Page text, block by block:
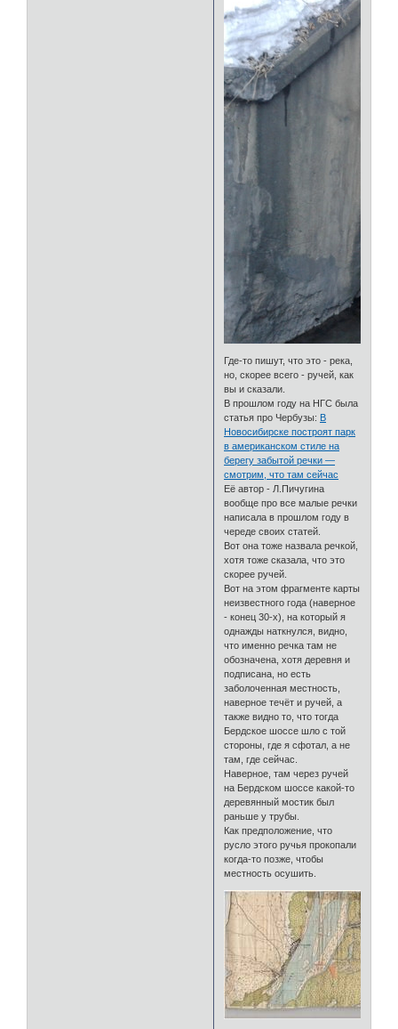
Где-то пишут, что это - река,
но, скорее всего - ручей, как
вы и сказали.
В прошлом году на НГС была
статья про Чербузы: В
Новосибирске построят парк
в американском стиле на
берегу забытой речки —
смотрим, что там сейчас
Её автор - Л.Пичугина
вообще про все малые речки
написала в прошлом году в
череде своих статей.
Вот она тоже назвала речкой,
хотя тоже сказала, что это
скорее ручей.
Вот на этом фрагменте карты
неизвестного года (наверное
- конец 30-х), на который я
однажды наткнулся, видно,
что именно речка там не
обозначена, хотя деревня и
подписана, но есть
заболоченная местность,
наверное течёт и ручей, а
также видно то, что тогда
Бердское шоссе шло с той
стороны, где я сфотал, а не
там, где сейчас.
Наверное, там через ручей
на Бердском шоссе какой-то
деревянный мостик был
раньше у трубы.
Как предположение, что
русло этого ручья прокопали
когда-то позже, чтобы
местность осушить.